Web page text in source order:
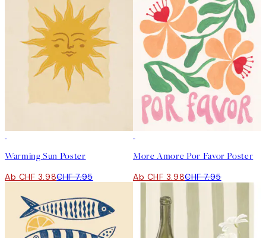
Warming Sun Poster
Ab CHF 3.98CHF 7.95
More Amore Por Favor Poster
Ab CHF 3.98CHF 7.95